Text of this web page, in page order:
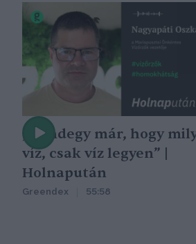
„Mindegy már, hogy
víz, csak víz legyen” |
Holnapután
Greendex 55:58